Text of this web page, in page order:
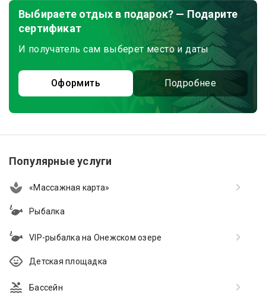
Выбираете отдых в подарок? — Подарите
сертификат
И получатель сам выберет место и даты
Оформить Подробнее
Популярные услуги
«Массажная карта»
Рыбалка
VIP-рыбалка на Онежском озере
Детская площадка
Бассейн